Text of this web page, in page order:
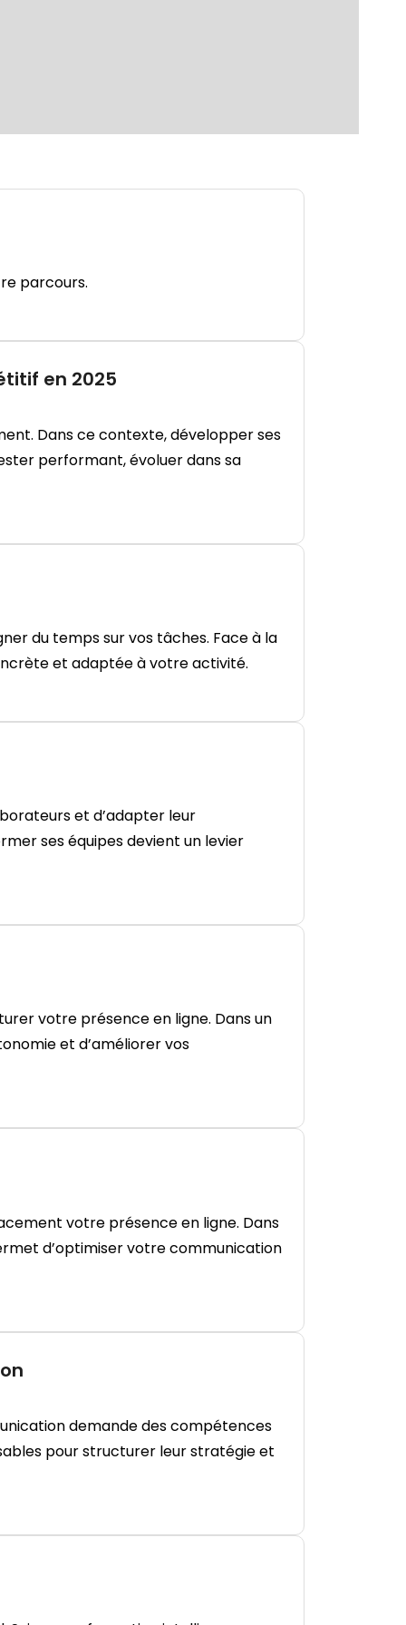
parcours.
en 2025
Dans ce contexte, développer ses
performant, évoluer dans sa
du temps sur vos tâches. Face à la
et adaptée à votre activité.
et d’adapter leur
ses équipes devient un levier
votre présence en ligne. Dans un
et d’améliorer vos
votre présence en ligne. Dans
d’optimiser votre communication
demande des compétences
pour structurer leur stratégie et